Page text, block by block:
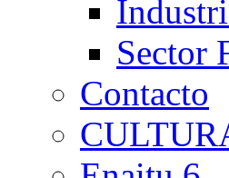
Sector
Contacto